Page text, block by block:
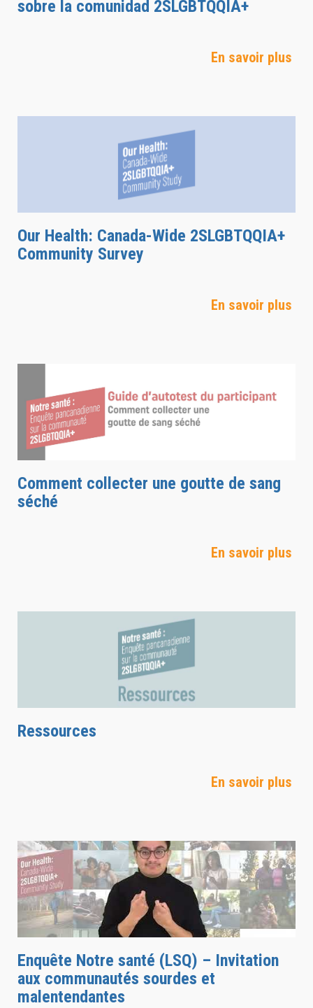
sobre la comunidad 2SLGBTQQIA+
En savoir plus
Our Health: Canada-Wide 2SLGBTQQIA+
Community Survey
En savoir plus
Comment collecter une goutte de sang
séché
En savoir plus
Ressources
En savoir plus
Enquête Notre santé (LSQ) – Invitation
aux communautés sourdes et
malentendantes